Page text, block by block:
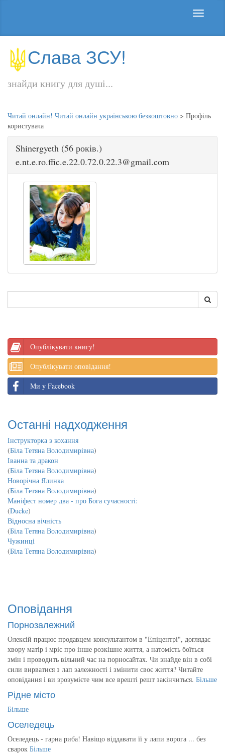
Слава ЗСУ!
знайди книгу для душі...
Читай онлайн! Читай онлайн українською безкоштовно > Профіль
користувача
Shinergyeth (56 років.)
e.nt.e.ro.ffic.e.22.0.72.0.22.3@gmail.com
Опублікувати книгу!
Опублікувати оповідання!
Ми у Facebook
Останні надходження
Інструкторка з кохання
(Біла Тетяна Володимирівна)
Іванна та дракон
(Біла Тетяна Володимирівна)
Новорічна Ялинка
(Біла Тетяна Володимирівна)
Маніфест номер два - про Бога сучасності:
(Ducke)
Відносна вічність
(Біла Тетяна Володимирівна)
Чужинці
(Біла Тетяна Володимирівна)
Оповідання
Порнозалежний
Олексій працює продавцем-консультантом в "Епіцентрі", доглядає
хвору матір і мріє про інше розкішне життя, а натомість боїться
змін і проводить вільний час на порносайтах. Чи знайде він в собі
сили вирватися з лап залежності і змінити своє життя? Читайте
оповідання і ви зрозумієте чим все врешті решт закінчиться. Більше
Рідне місто
Більше
Оселедець
Оселедець - гарна риба! Навіщо віддавати її у лапи ворога ... без
сварок Більше